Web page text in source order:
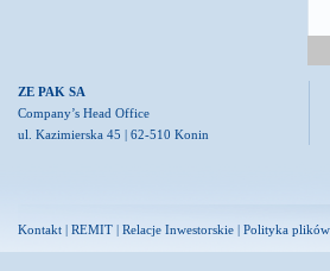
ZE PAK SA
Company’s Head Office
ul. Kazimierska 45 | 62-510 Konin
Kontakt | REMIT | Relacje Inwestorskie | Polityka